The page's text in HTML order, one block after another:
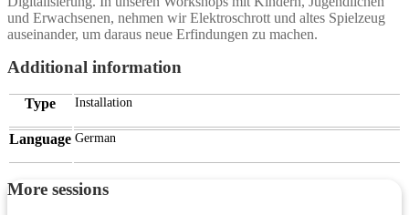
und Erwachsenen, nehmen wir Elektroschrott und altes Spielzeug
auseinander, um daraus neue Erfindungen zu machen.
Additional information
Type Installation
Language German
More sessions